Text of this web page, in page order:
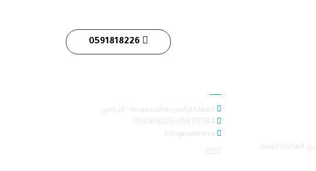
0591818226
العاملة الفنية
المملكة العربية السعودية - الرياض
info@samra.sa